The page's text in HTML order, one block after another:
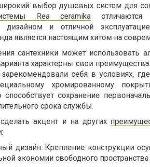
выбор душевых систем для
Rea ceramika отличаются
и отличной
является настоящим хитом на
сантехники может
характерны свои
зарекомендовали себя в условиях,
хромированному
способствует сохранение
срока службы.
акцент и на других
дизайн. Крепление конструкции
экономии свободного